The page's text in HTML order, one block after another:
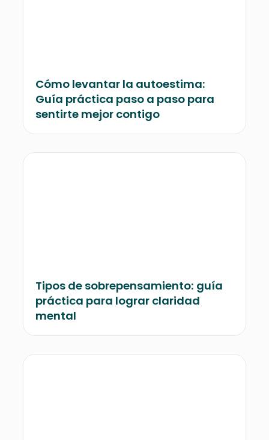
Cómo levantar la autoestima:
Guía práctica paso a paso para
sentirte mejor contigo
Tipos de sobrepensamiento: guía
práctica para lograr claridad
mental